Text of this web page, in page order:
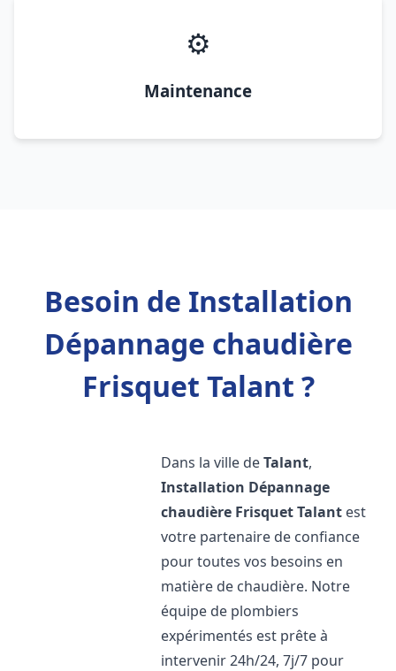
⚙️
Maintenance
Besoin de Installation
Dépannage chaudière
Frisquet Talant ?
Dans la ville deTalant,
Installation Dépannage
chaudière FrisquetTalant est
votre partenaire de confiance
pour toutes vos besoins en
matière de chaudière. Notre
équipe de plombiers
expérimentés est prête à
intervenir 24h/24, 7j/7 pour